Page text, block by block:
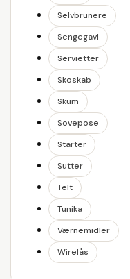
Selvbrunere
Sengegavl
Servietter
Skoskab
Skum
Sovepose
Starter
Sutter
Telt
Tunika
Værnemidler
Wirelås